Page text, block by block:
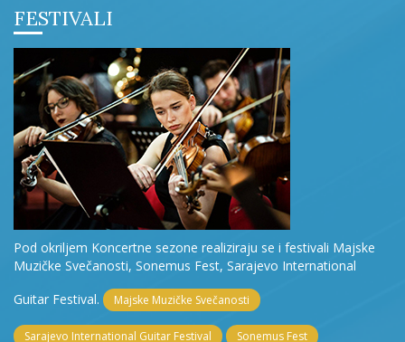
FESTIVALI
Pod okriljem Koncertne sezone realiziraju se i festivali Majske
Muzičke Svečanosti, Sonemus Fest, Sarajevo International
Guitar Festival.
Majske Muzičke Svečanosti
Sarajevo International Guitar Festival Sonemus Fest